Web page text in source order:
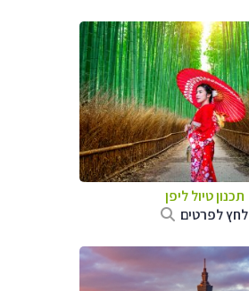
תכנון טיולליפן
לחץ לפרטים